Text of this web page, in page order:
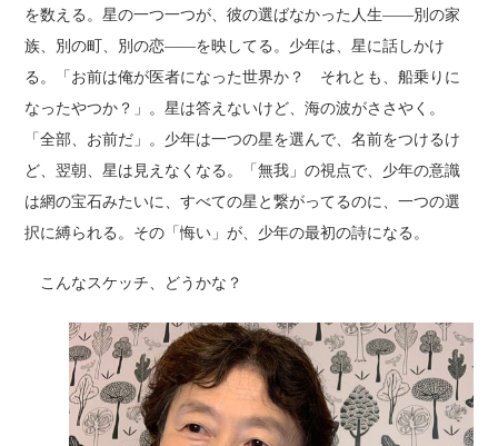
を数える。星の一つ一つが、彼の選ばなかった人生――別の家
族、別の町、別の恋――を映してる。少年は、星に話しかけ
る。「お前は俺が医者になった世界か？ それとも、船乗りに
なったやつか？」。星は答えないけど、海の波がささやく。
「全部、お前だ」。少年は一つの星を選んで、名前をつけるけ
ど、翌朝、星は見えなくなる。「無我」の視点で、少年の意識
は網の宝石みたいに、すべての星と繋がってるのに、一つの選
択に縛られる。その「悔い」が、少年の最初の詩になる。
こんなスケッチ、どうかな？